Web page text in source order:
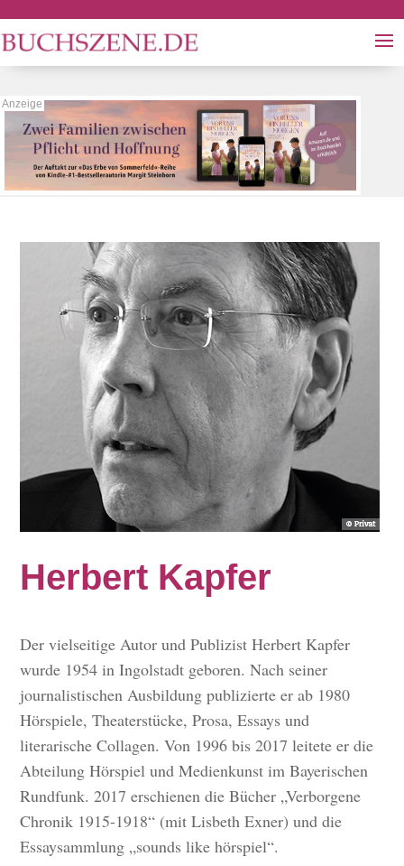
Herbert Kapfer
Der vielseitige Autor und Publizist Herbert Kapfer
wurde 1954 in Ingolstadt geboren. Nach seiner
journalistischen Ausbildung publizierte er ab 1980
Hörspiele, Theaterstücke, Prosa, Essays und
literarische Collagen. Von 1996 bis 2017 leitete er die
Abteilung Hörspiel und Medienkunst im Bayerischen
Rundfunk. 2017 erschienen die Bücher „Verborgene
Chronik 1915-1918“ (mit Lisbeth Exner) und die
Essaysammlung „sounds like hörspiel“.